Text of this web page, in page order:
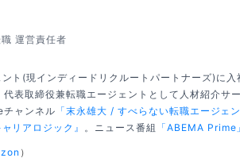
運営責任者
ト(現インディードリクルートパートナーズ)に入
表取締役兼転職エージェントとして人材紹介サ
チャンネル 「末永雄大 / すべらない転職エージェ
ャリアロジック』 。ニュース番組 「ABEMA Prime」
）